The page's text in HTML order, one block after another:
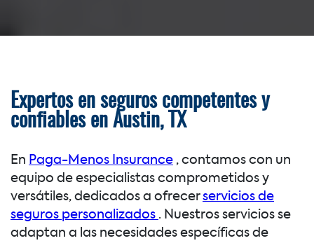
Expertos en seguros competentes y
confiables en Austin, TX
En Paga-Menos Insurance , contamos con un
equipo de especialistas comprometidos y
versátiles, dedicados a ofrecerservicios de
seguros personalizados . Nuestros servicios se
adaptan a las necesidades específicas de